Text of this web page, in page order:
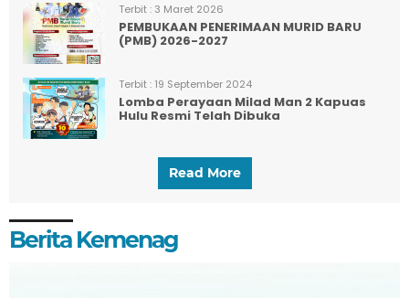
Terbit : 3 Maret 2026
PEMBUKAAN PENERIMAAN MURID BARU
(PMB) 2026-2027
Terbit : 19 September 2024
Lomba Perayaan Milad Man 2 Kapuas
Hulu Resmi Telah Dibuka
Read More
Berita Kemenag